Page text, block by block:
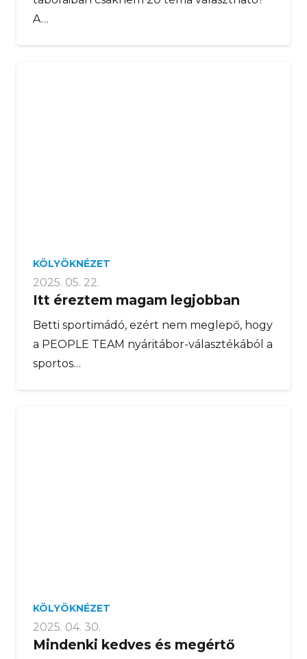
A…
KÖLYÖKNÉZET
2025. 05. 22.
Itt éreztem magam legjobban
Betti sportimádó, ezért nem meglepő, hogy
a PEOPLE TEAM nyáritábor-választékából a
sportos…
KÖLYÖKNÉZET
2025. 04. 30.
Mindenki kedves és megértő